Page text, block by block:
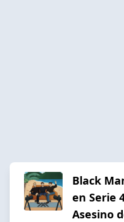
Black
en Serie
Asesino